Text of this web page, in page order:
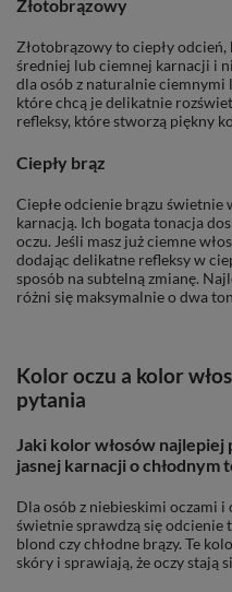
Złotobrązowy
Złotobrązowy to ciepły
średniej lub ciemnej karnacji i
dla osób z naturalnie
które chcą je delikatnie
refleksy, które stworzą piękny
Ciepły brąz
Ciepłe odcienie brązu świetnie
karnacją. Ich bogata tonacja
oczu. Jeśli masz już ciemne
dodając delikatne refleksy w
sposób na subtelną zmianę.
różni się maksymalnie o dwa
Kolor oczu a kolor
pytania
Jaki kolor włosów najlepiej
jasnej karnacji o chłodnym
Dla osób z niebieskimi oczami
świetnie sprawdzą się
blond czy chłodne brązy. Te
skóry i sprawiają, że oczy stają